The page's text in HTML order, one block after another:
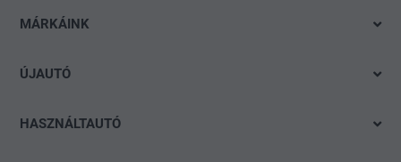
MÁRKÁINK
SEAT
ÚJAUTÓ
Ajánlatok és akciók
HASZNÁLTAUTÓ